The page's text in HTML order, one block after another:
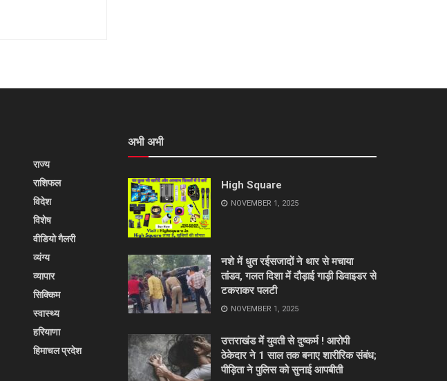
राज्य
राशिफल
विदेश
विशेष
वीडियो गैलरी
व्यंग्य
व्यापार
सिक्किम
स्वास्थ्य
हरियाणा
हिमाचल प्रदेश
अभी अभी
High Square
NOVEMBER 1, 2025
नशे में धुत रईसजादों ने थार से मचाया
तांडव, गलत दिशा में दौड़ाई गाड़ी डिवाइडर से
टकराकर पलटी
NOVEMBER 1, 2025
उत्तराखंड में युवती से दुष्कर्म ! आरोपी
ठेकेदार ने 1 साल तक बनाए शारीरिक संबंध;
पीड़िता ने पुलिस को सुनाई आपबीती